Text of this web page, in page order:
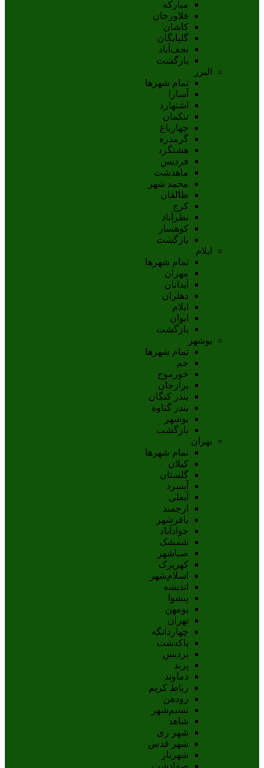
مبارکه
فلاورجان
کاشان
گلپايگان
نجف‌آباد
بازگشت
البرز
تمام شهر‌ها
آسارا
اشتهارد
تنکمان
چهارباغ
گرمدره
هشتگرد
فردیس
ماهدشت
محمد شهر
طالقان
کرج
نظرآباد
کوهسار
بازگشت
ایلام
تمام شهر‌ها
مهران
آبدانان
دهلران
ايلام
ايوان
بازگشت
بوشهر
تمام شهر‌ها
جم
خورموج
برازجان
بندر کنگان
بندر گناوه
بوشهر
بازگشت
تهران
تمام شهر‌ها
کیلان
گلستان
آبسرد
آبعلی
ارجمند
باقرشهر
جوادآباد
شمشک
صباشهر
کهریزک
اسلام‌شهر
اندیشه
پيشوا
بومهن
تهران
چهاردانگه
پاکدشت
پردیس
پرند
دماوند
رباط کریم
رودهن
نسيم‌شهر
شاهد
شهر ری
شهر قدس
شهریار
صفادشت